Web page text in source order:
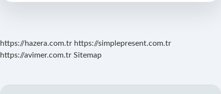
https://hazera.com.tr https://simplepresent.com.tr
https://avimer.com.tr Sitemap